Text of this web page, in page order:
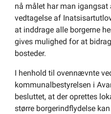
nå målet har man igangsat
vedtagelse af
at inddrage alle borgerne
gives mulighed for at
bosteder.
I henhold til ovennævnte
kommunalbestyrelsen i
besluttet, at der oprettes
større borgerindflydelse